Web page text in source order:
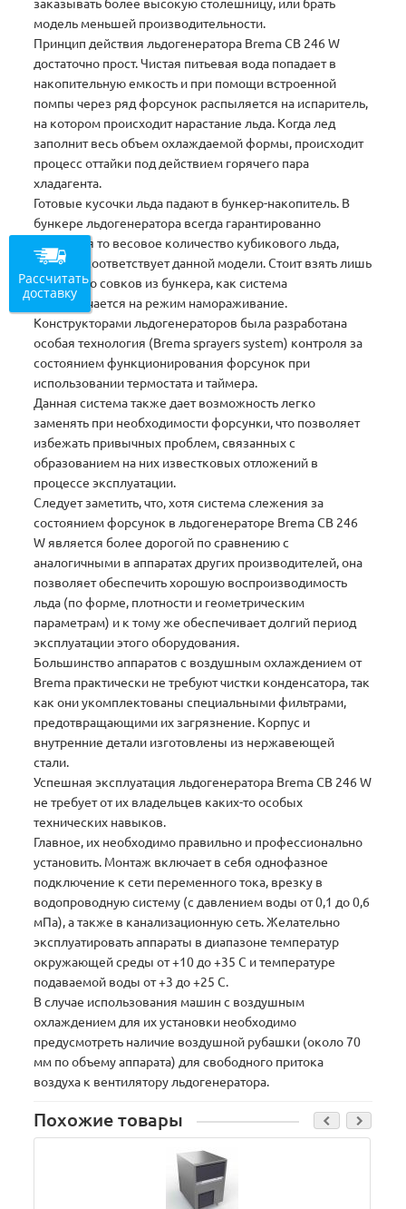
заказывать более высокую столешницу, или брать
модель меньшей производительности.
Принцип действия льдогенератора Brema СВ 246 W
достаточно прост. Чистая питьевая вода попадает в
накопительную емкость и при помощи встроенной
помпы через ряд форсунок распыляется на испаритель,
на котором происходит нарастание льда. Когда лед
заполнит весь объем охлаждаемой формы, происходит
процесс оттайки под действием горячего пара
хладагента.
Готовые кусочки льда падают в бункер-накопитель. В
бункере льдогенератора всегда гарантированно
находится то весовое количество кубикового льда,
которое соответствует данной модели. Стоит взять лишь
несколько совков из бункера, как система
переключается на режим намораживание.
Конструкторами льдогенераторов была разработана
особая технология (Brema sprayers system) контроля за
состоянием функционирования форсунок при
использовании термостата и таймера.
Данная система также дает возможность легко
заменять при необходимости форсунки, что позволяет
избежать привычных проблем, связанных с
образованием на них известковых отложений в
процессе эксплуатации.
Следует заметить, что, хотя система слежения за
состоянием форсунок в льдогенераторе Brema СВ 246
W является более дорогой по сравнению с
аналогичными в аппаратах других производителей, она
позволяет обеспечить хорошую воспроизводимость
льда (по форме, плотности и геометрическим
параметрам) и к тому же обеспечивает долгий период
эксплуатации этого оборудования.
Большинство аппаратов с воздушным охлаждением от
Brema практически не требуют чистки конденсатора, так
как они укомплектованы специальными фильтрами,
предотвращающими их загрязнение. Корпус и
внутренние детали изготовлены из нержавеющей
стали.
Успешная эксплуатация льдогенератора Brema СВ 246 W
не требует от их владельцев каких-то особых
технических навыков.
Главное, их необходимо правильно и профессионально
установить. Монтаж включает в себя однофазное
подключение к сети переменного тока, врезку в
водопроводную систему (с давлением воды от 0,1 до 0,6
мПа), а также в канализационную сеть. Желательно
эксплуатировать аппараты в диапазоне температур
окружающей среды от +10 до +35 С и температуре
подаваемой воды от +3 до +25 С.
В случае использования машин с воздушным
охлаждением для их установки необходимо
предусмотреть наличие воздушной рубашки (около 70
мм по объему аппарата) для свободного притока
воздуха к вентилятору льдогенератора.
Похожие товары
Рассчитать
доставку